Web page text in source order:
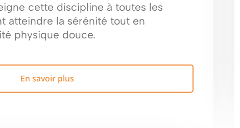
cette discipline à toutes les
atteindre la sérénité tout en
physique douce.
En savoir plus